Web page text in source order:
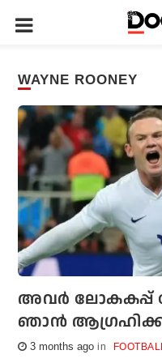
WAYNE ROONEY
അവര്‍ ലോകകപ്പ്
ഞാൻ
3 months ago